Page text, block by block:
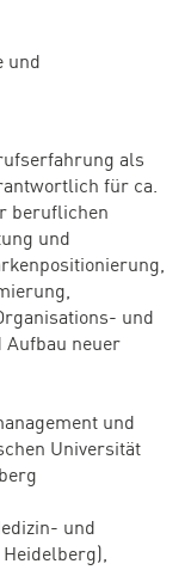
und
als
für ca.
beruflichen
und
und
Aufbau neuer
und
Universität
und